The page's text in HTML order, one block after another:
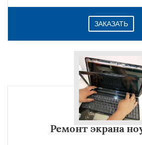
ЗАКАЗАТЬ
Ремонт экрана